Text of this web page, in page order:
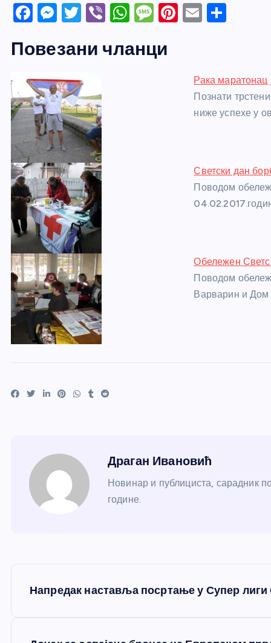
F
c
b
o
o
k
M
ss
n
g
er
T
itt
Vi
er
W
at
M
ss
Pi
st
E
Повезани чланци
Рака
Познати
ниже успехе у
Светски дан
Поводом
Обележен
Поводом
Варварин и
Драган Ивановић
Новинар и публициста, сарадник
године.
Напредак наставља посртање у Супер